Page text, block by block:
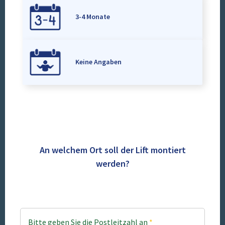
3-4 Monate
Keine Angaben
An welchem Ort soll der Lift montiert
werden?
Bitte geben Sie die Postleitzahl an *